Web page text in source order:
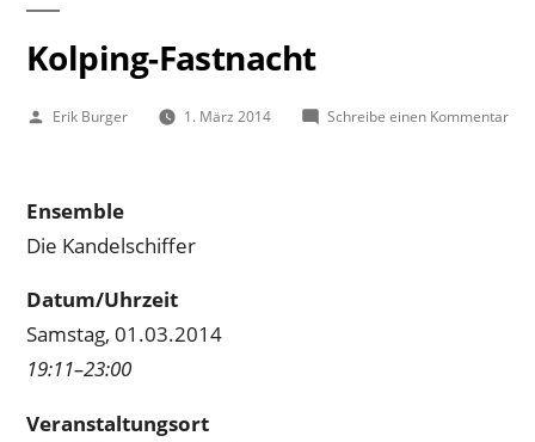
Kolping-Fastnacht
Veröffentlicht
Erik Burger 1. März 2014 Schreibe einen Kommentarzu
Ensemble
Die Kandelschiffer
Datum/Uhrzeit
Samstag, 01.03.2014
19:11–23:00
Veranstaltungsort